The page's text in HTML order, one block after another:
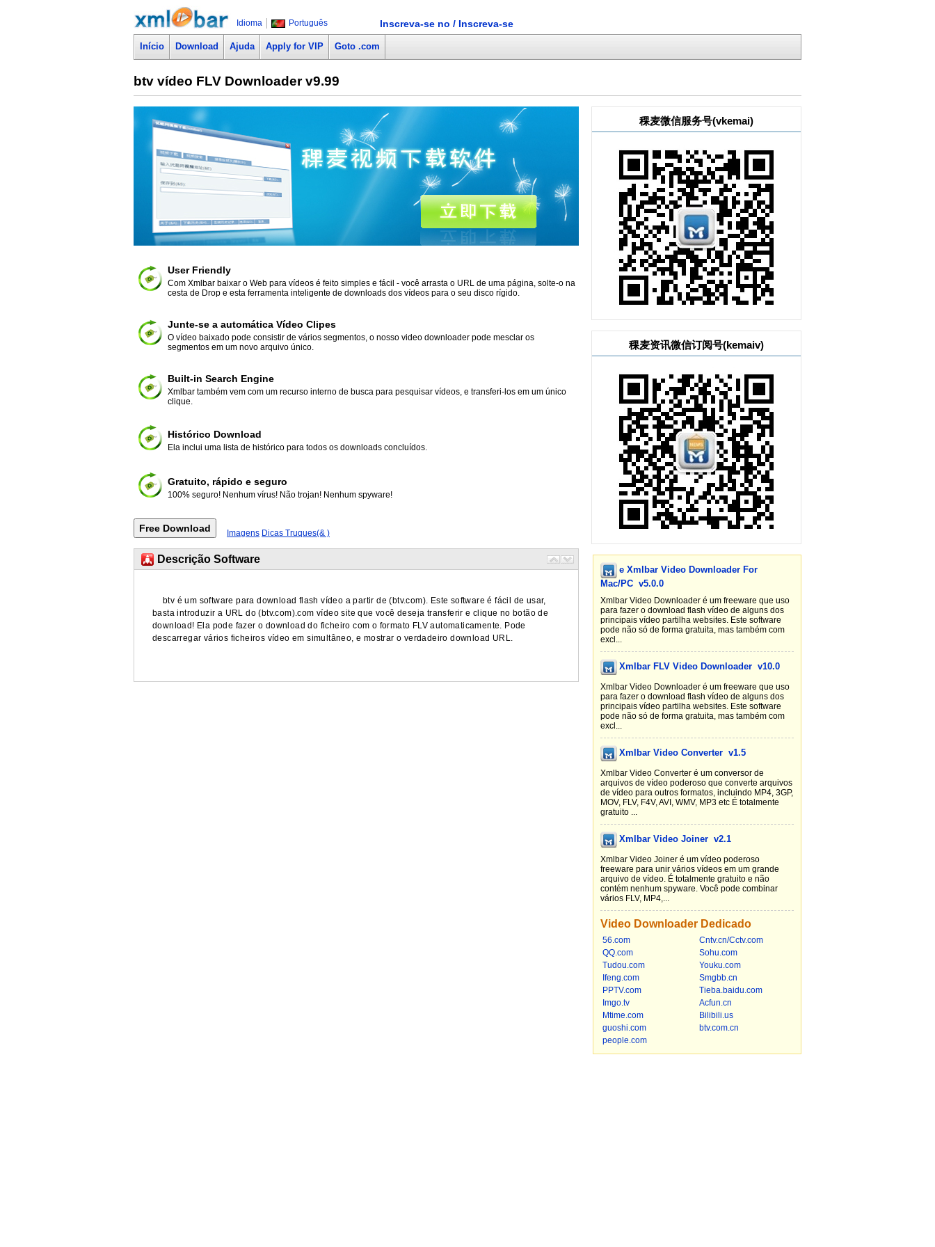
Idioma Português Inscreva-se no / Inscreva-se
Início Download Ajuda Apply for VIP Goto .com
btv vídeo FLV Downloader v9.99
User Friendly
Com Xmlbar baixar o Web para vídeos é feito simples e fácil - você arrasta o URL de uma página, solte-o na
cesta de Drop e esta ferramenta inteligente de downloads dos vídeos para o seu disco rígido.
Junte-se a automática Vídeo Clipes
O vídeo baixado pode consistir de vários segmentos, o nosso video downloader pode mesclar os
segmentos em um novo arquivo único.
Built-in Search Engine
Xmlbar também vem com um recurso interno de busca para pesquisar vídeos, e transferi-los em um único
clique.
Histórico Download
Ela inclui uma lista de histórico para todos os downloads concluídos.
Gratuito, rápido e seguro
100% seguro! Nenhum vírus! Não trojan! Nenhum spyware!
Imagens Dicas Truques(& )
Descrição Software
btv é um software para download flash vídeo a partir de (btv.com). Este software é fácil de usar,
basta introduzir a URL do (btv.com).com vídeo site que você deseja transferir e clique no botão de
download! Ela pode fazer o download do ficheiro com o formato FLV automaticamente. Pode
descarregar vários ficheiros vídeo em simultâneo, e mostrar o verdadeiro download URL.
稞麦微信服务号(vkemai)
稞麦资讯微信订阅号(kemaiv)
e Xmlbar Video Downloader For
Mac/PC v5.0.0
Xmlbar Video Downloader é um freeware que uso
para fazer o download flash vídeo de alguns dos
principais vídeo partilha websites. Este software
pode não só de forma gratuita, mas também com
excl...
Xmlbar FLV Video Downloader v10.0
Xmlbar Video Downloader é um freeware que uso
para fazer o download flash vídeo de alguns dos
principais vídeo partilha websites. Este software
pode não só de forma gratuita, mas também com
excl...
Xmlbar Video Converter v1.5
Xmlbar Video Converter é um conversor de
arquivos de vídeo poderoso que converte arquivos
de vídeo para outros formatos, incluindo MP4, 3GP,
MOV, FLV, F4V, AVI, WMV, MP3 etc É totalmente
gratuito ...
Xmlbar Video Joiner v2.1
Xmlbar Video Joiner é um vídeo poderoso
freeware para unir vários vídeos em um grande
arquivo de vídeo. É totalmente gratuito e não
contém nenhum spyware. Você pode combinar
vários FLV, MP4,...
Video Downloader Dedicado
56.com
Cntv.cn/Cctv.com
QQ.com
Sohu.com
Tudou.com
Youku.com
Ifeng.com
Smgbb.cn
PPTV.com
Tieba.baidu.com
Imgo.tv
Acfun.cn
Mtime.com
Bilibili.us
guoshi.com
btv.com.cn
people.com